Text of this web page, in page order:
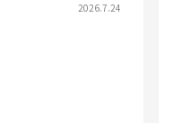
2026.7.24